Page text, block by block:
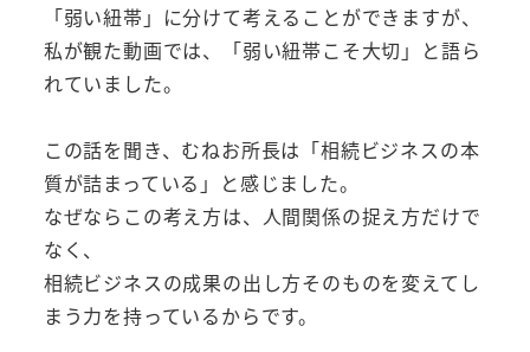
「弱い紐帯」に分けて考えることができますが、
私が観た動画では、「弱い紐帯こそ大切」と語ら
れていました。
この話を聞き、むねお所長は「相続ビジネスの本
質が詰まっている」と感じました。
なぜならこの考え方は、人間関係の捉え方だけで
なく、
相続ビジネスの成果の出し方そのものを変えてし
まう力を持っているからです。